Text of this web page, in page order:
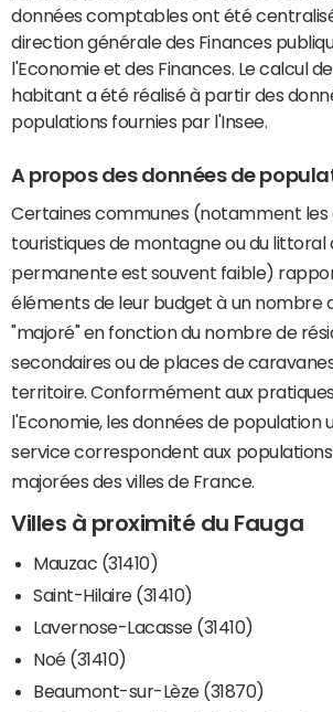
données comptables ont été
direction générale des Finances
l'Economie et des Finances. Le calcul
habitant a été réalisé à partir des
populations fournies par l'Insee.
A propos des données de
Certaines communes (notamment les
touristiques de montagne ou du
permanente est souvent faible)
éléments de leur budget à un nombre
"majoré" en fonction du nombre de
secondaires ou de places de
territoire. Conformément aux
l'Economie, les données de population
service correspondent aux
majorées des villes de France.
Villes à proximité du Fauga
Mauzac (31410)
Saint-Hilaire (31410)
Lavernose-Lacasse (31410)
Noé (31410)
Beaumont-sur-Lèze (31870)